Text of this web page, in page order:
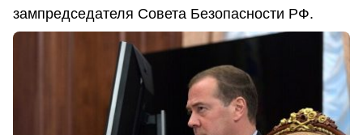
зампредседателя Совета Безопасности РФ.